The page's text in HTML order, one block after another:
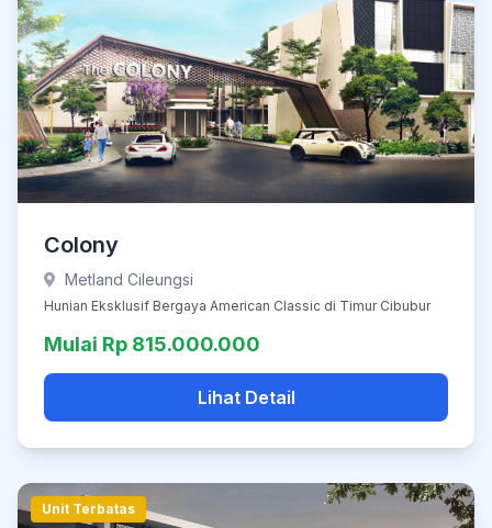
Colony
Metland Cileungsi
Hunian Eksklusif Bergaya American Classic di Timur Cibubur
Mulai Rp 815.000.000
Lihat Detail
Unit Terbatas